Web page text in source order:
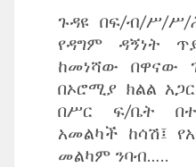
ጉዳዩ በፍ/ብ/ሥ/ሥ/
የዳግም ዳኝነት
ከመነሻው በዋናው
በኦሮሚያ ክልል
በሥር ፍ/ቤት
አመልካች ከሳሽ፤
መልካም ንባብ…..